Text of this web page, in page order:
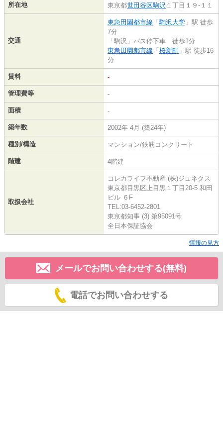
所在地 東京都世田谷区駒沢 １丁目１９-１１
交通
東急田園都市線 「駒沢大学 」駅 徒歩
7分
「駒沢」バス停下車 徒歩1分
東急田園都市線 「 桜新町 」駅 徒歩16
分
賃料 -
管理費等 -
面積 -
築年数 2002年 4月 (築24年)
種別/構造 マンション/鉄筋コンクリート
階建 4階建
取扱会社
コレカライフ不動産 (株)ジュネクス
東京都目黒区上目黒１丁目20-5 和田
ビル ６F
TEL:03-6452-2801
東京都知事 (3) 第95091号
全日本保証協会
情報の見方
メールでお問い合わせする(無料)
電話でお問い合わせする